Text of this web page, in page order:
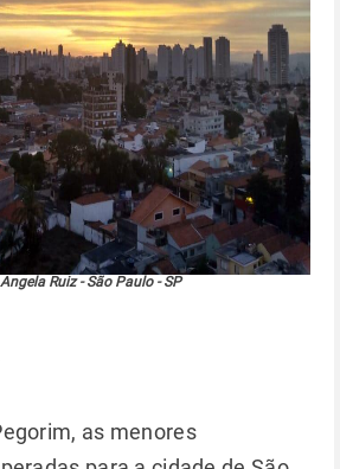
Ruiz - São Paulo - SP
as menores